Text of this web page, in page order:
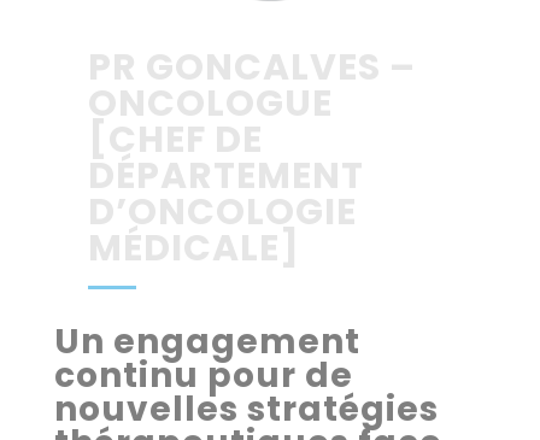
PR GONCALVES –
ONCOLOGUE
[CHEF DE
DÉPARTEMENT
D’ONCOLOGIE
MÉDICALE]
Un engagement
continu pour de
nouvelles stratégies